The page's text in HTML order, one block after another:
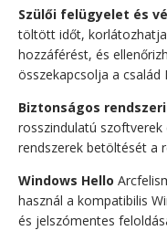
Szülői felügyelet és
töltött időt,
hozzáférést, és
összekapcsolja a
Biztonságos
rosszindulatú
rendszerek betöltését a
Windows Hello
használ a kompatibilis
és jelszómentes